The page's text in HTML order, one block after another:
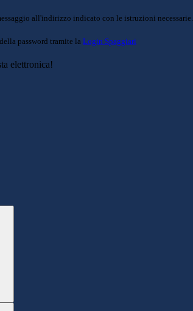
all'indirizzo indicato con le istruzioni necessarie.
password tramite la Login Spaggiari
elettronica!